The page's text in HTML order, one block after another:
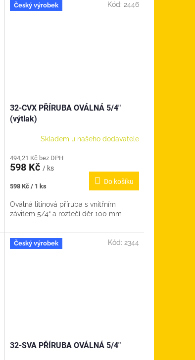
Český výrobek
32-CVX PŘÍRUBA OVÁLNÁ 5/4"
(výtlak)
Skladem u našeho dodavatele
494,21 Kč bez DPH
598 Kč / ks
Měrná
598 Kč / 1 ks
Do košíku
Oválná litinová příruba s vnítřním
závitem 5/4“ a roztečí děr 100 mm
Kód: 2446
Český výrobek
32-SVA PŘÍRUBA OVÁLNÁ 5/4"
Kód: 2344